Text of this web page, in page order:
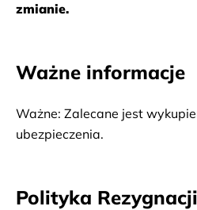
zmianie.
Ważne informacje
Ważne: Zalecane jest
ubezpieczenia.
Polityka Rezygnacji